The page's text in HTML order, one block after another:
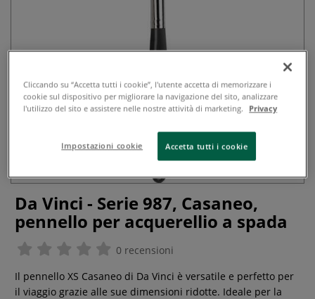
Da Vinci - Serie 987, Casaneo,
pennello per acquerellio a spada
0 recensioni
Il pennello XS Casaneo di Da Vinci è versatile e perfetto per
il viaggio grazie alle sue dimensioni ridotte. Ideale per la
Cliccando su “Accetta tutti i cookie”, l'utente accetta di memorizzare i
cookie sul dispositivo per migliorare la navigazione del sito, analizzare
l'utilizzo del sito e assistere nelle nostre attività di marketing. Privacy
Impostazioni cookie Accetta tutti i cookie